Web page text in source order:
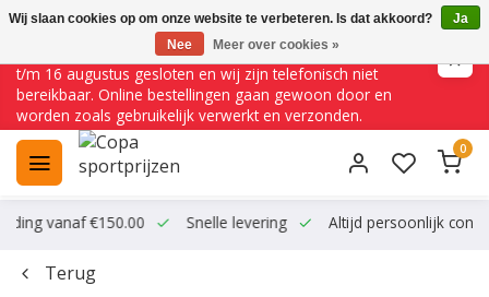
☀️ VAKANTIESLUITING ☀️ Onze fysieke winkel is van 10 juli
t/m 16 augustus gesloten en wij zijn telefonisch niet
bereikbaar. Online bestellingen gaan gewoon door en
worden zoals gebruikelijk verwerkt en verzonden.
0
vanaf €150.00 Snelle levering Altijd persoonlijk
Terug
Wij slaan cookies op om onze website te verbeteren. Is dat akkoord?
Ja
Nee
Meer over cookies »